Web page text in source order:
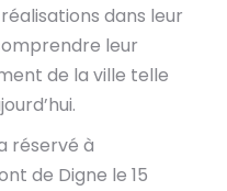
dans leur
leur
de la ville telle
réservé à
de Digne le 15